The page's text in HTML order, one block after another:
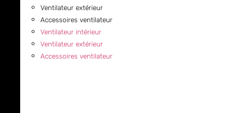
Ventilateur extérieur
Accessoires ventilateur
Ventilateur intérieur
Ventilateur extérieur
Accessoires ventilateur